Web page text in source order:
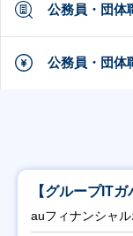
公務員・団体
公務員・団体
【グループITガ
auフィナンシャ